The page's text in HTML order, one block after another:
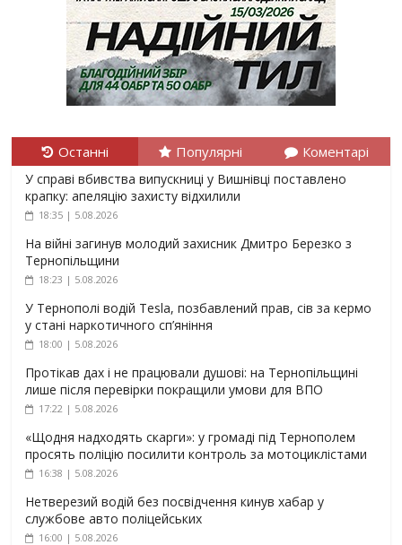
Останні Популярні Коментарі
У справі вбивства випускниці у Вишнівці поставлено
крапку: апеляцію захисту відхилили
18:35 | 5.08.2026
На війні загинув молодий захисник Дмитро Березко з
Тернопільщини
18:23 | 5.08.2026
У Тернополі водій Tesla, позбавлений прав, сів за кермо
у стані наркотичного сп’яніння
18:00 | 5.08.2026
Протікав дах і не працювали душові: на Тернопільщині
лише після перевірки покращили умови для ВПО
17:22 | 5.08.2026
«Щодня надходять скарги»: у громаді під Тернополем
просять поліцію посилити контроль за мотоциклістами
16:38 | 5.08.2026
Нетверезий водій без посвідчення кинув хабар у
службове авто поліцейських
16:00 | 5.08.2026